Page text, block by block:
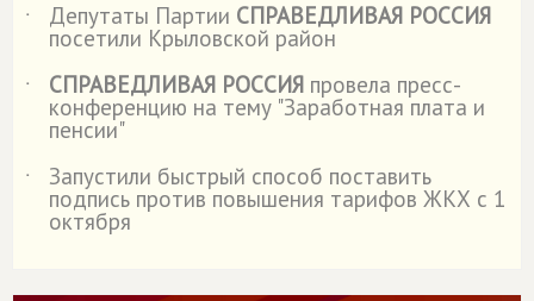
˙
Депутаты Партии СПРАВЕДЛИВАЯ РОССИЯ
посетили Крыловской район
˙
СПРАВЕДЛИВАЯ РОССИЯ провела пресс-
конференцию на тему "Заработная плата и
пенсии"
˙
Запустили быстрый способ поставить
подпись против повышения тарифов ЖКХ с 1
октября